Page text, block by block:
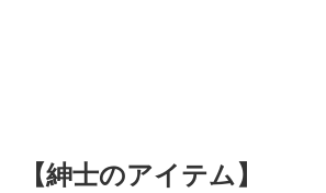
【紳士のアイテム】